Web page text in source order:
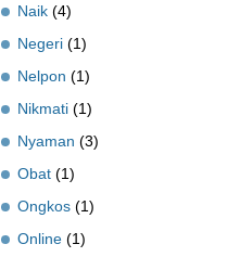
Naik (4)
Negeri (1)
Nelpon (1)
Nikmati (1)
Nyaman (3)
Obat (1)
Ongkos (1)
Online (1)